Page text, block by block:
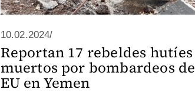
10.02.2024/
Reportan 17 rebeldes hutíes
muertos por bombardeos de
EU en Yemen